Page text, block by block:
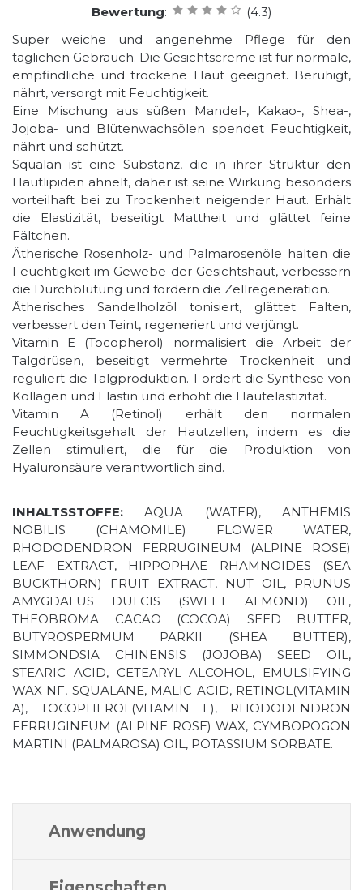
Bewertung:
(4.3)
Super weiche und angenehme Pflege für den
täglichen Gebrauch. Die Gesichtscreme ist für normale,
empfindliche und trockene Haut geeignet. Beruhigt,
nährt, versorgt mit Feuchtigkeit.
Eine Mischung aus süßen Mandel-, Kakao-, Shea-,
Jojoba- und Blütenwachsölen spendet Feuchtigkeit,
nährt und schützt.
Squalan ist eine Substanz, die in ihrer Struktur den
Hautlipiden ähnelt, daher ist seine Wirkung besonders
vorteilhaft bei zu Trockenheit neigender Haut. Erhält
die Elastizität, beseitigt Mattheit und glättet feine
Fältchen.
Ätherische Rosenholz- und Palmarosenöle halten die
Feuchtigkeit im Gewebe der Gesichtshaut, verbessern
die Durchblutung und fördern die Zellregeneration.
Ätherisches Sandelholzöl tonisiert, glättet Falten,
verbessert den Teint, regeneriert und verjüngt.
Vitamin E (Tocopherol) normalisiert die Arbeit der
Talgdrüsen, beseitigt vermehrte Trockenheit und
reguliert die Talgproduktion. Fördert die Synthese von
Kollagen und Elastin und erhöht die Hautelastizität.
Vitamin A (Retinol) erhält den normalen
Feuchtigkeitsgehalt der Hautzellen, indem es die
Zellen stimuliert, die für die Produktion von
Hyaluronsäure verantwortlich sind.
INHALTSSTOFFE:AQUA (WATER), ANTHEMIS
NOBILIS (CHAMOMILE) FLOWER WATER,
RHODODENDRON FERRUGINEUM (ALPINE ROSE)
LEAF EXTRACT, HIPPOPHAE RHAMNOIDES (SEA
BUCKTHORN) FRUIT EXTRACT, NUT OIL, PRUNUS
AMYGDALUS DULCIS (SWEET ALMOND) OIL,
THEOBROMA CACAO (COCOA) SEED BUTTER,
BUTYROSPERMUM PARKII (SHEA BUTTER),
SIMMONDSIA CHINENSIS (JOJOBA) SEED OIL,
STEARIC ACID, CETEARYL ALCOHOL, EMULSIFYING
WAX NF, SQUALANE, MALIC ACID, RETINOL(VITAMIN
A), TOCOPHEROL(VITAMIN E), RHODODENDRON
FERRUGINEUM (ALPINE ROSE) WAX, CYMBOPOGON
MARTINI (PALMAROSA) OIL, POTASSIUM SORBATE.
Anwendung